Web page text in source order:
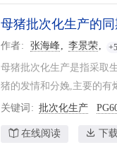
母猪批次化生产的
作者 张海峰 李景荣
母猪批次化生产是指采取
猪的发情和分娩,主要的有
关键词 批次化生产
在线阅读 下